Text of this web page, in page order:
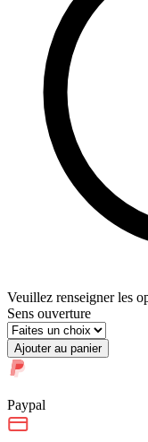
Veuillez renseigner les
Sens ouverture
Ajouter au panier
Paypal